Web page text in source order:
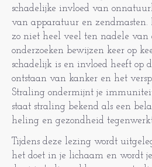
schadelijke invloed van
van apparatuur en zendmasten.
zo niet heel veel ten nadele van
onderzoeken bewijzen keer op
schadelijk is en invloed heeft op
ontstaan van kanker en het
Straling ondermijnt je
staat straling bekend als een
heling en gezondheid
Tijdens deze lezing wordt
het doet in je lichaam en wordt